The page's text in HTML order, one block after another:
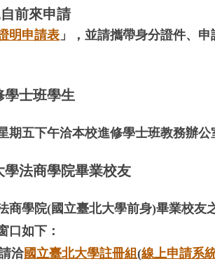
前來申請
明申請表 」，並請攜帶身分證件、
學士班學生
期五下午洽本校進修學士班教務辦
學法商學院畢業校友
商學院(國立臺北大學前身)畢業校友
口如下：
洽國立臺北大學註冊組(線上申請系